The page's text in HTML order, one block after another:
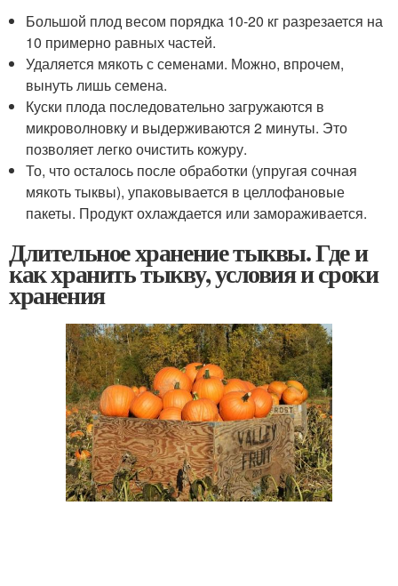
Большой плод весом порядка 10-20 кг разрезается на
10 примерно равных частей.
Удаляется мякоть с семенами. Можно, впрочем,
вынуть лишь семена.
Куски плода последовательно загружаются в
микроволновку и выдерживаются 2 минуты. Это
позволяет легко очистить кожуру.
То, что осталось после обработки (упругая сочная
мякоть тыквы), упаковывается в целлофановые
пакеты. Продукт охлаждается или замораживается.
Длительное хранение тыквы. Где и
как хранить тыкву, условия и сроки
хранения